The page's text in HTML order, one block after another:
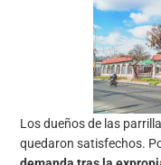
Los dueños de las
quedaron satisfechos.